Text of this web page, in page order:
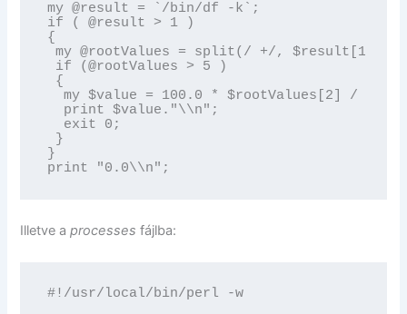
my @result = `/bin/df -k`;
if ( @result > 1 )
{
my @rootValues = split(/ +/, $result[1]);
if (@rootValues > 5 )
{
my $value = 100.0 * $rootValues[2] /
  print $value."\\n";
  exit 0;
}
}
print "0.0\\n";
Illetve aprocesses fájlba:
#!/usr/local/bin/perl -w